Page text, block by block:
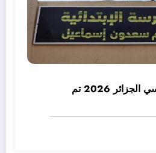
رسميا الدخول المدرسي الجزائر 2026 تم